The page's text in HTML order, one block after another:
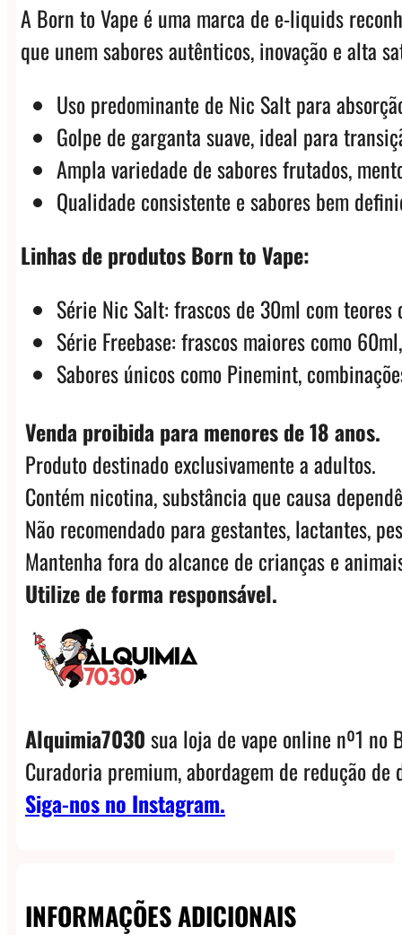
A Born to Vape é uma marca de e-liquids
que unem sabores autênticos, inovação e alta
Uso predominante de Nic Salt para
Golpe de garganta suave, ideal para
Ampla variedade de sabores frutados,
Qualidade consistente e sabores bem
Linhas de produtos Born to Vape:
Série Nic Salt: frascos de 30ml com
Série Freebase: frascos maiores como
Sabores únicos como Pinemint,
Venda proibida para menores de 18 anos.
Produto destinado exclusivamente a adultos.
Contém nicotina, substância que causa
Não recomendado para gestantes, lactantes,
Mantenha fora do alcance de crianças e
Utilize de forma responsável.
Alquimia7030sua loja de vape online nº1 no
Curadoria premium, abordagem de redução
Siga-nos no Instagram.
INFORMAÇÕES ADICIONAIS